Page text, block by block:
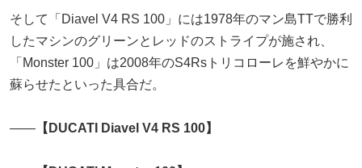
そして「Diavel V4 RS 100」には1978年のマン島TTで勝利
したマシンのグリーンとレッドのストライプが施され、
「Monster 100」は2008年のS4Rsトリコローレを鮮やかに
蘇らせたといった具合だ。
―― 【DUCATI Diavel V4 RS 100】